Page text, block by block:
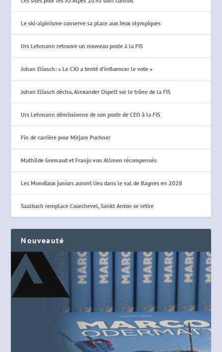
Le ski-alpinisme conserve sa place aux Jeux olympiques
Urs Lehmann retrouve un nouveau poste à la FIS
Johan Eliasch: « Le CIO a tenté d’influencer le vote »
Johan Eliasch déchu, Alexander Ospelt sur le trône de la FIS
Urs Lehmann démissionne de son poste de CEO à la FIS
Fin de carrière pour Mirjam Puchner
Mathilde Gremaud et Franjo von Allmen récompensés
Les Mondiaux juniors auront lieu dans le val de Bagnes en 2028
Saalbach remplace Courchevel, Sankt Anton se retire
Nouveauté